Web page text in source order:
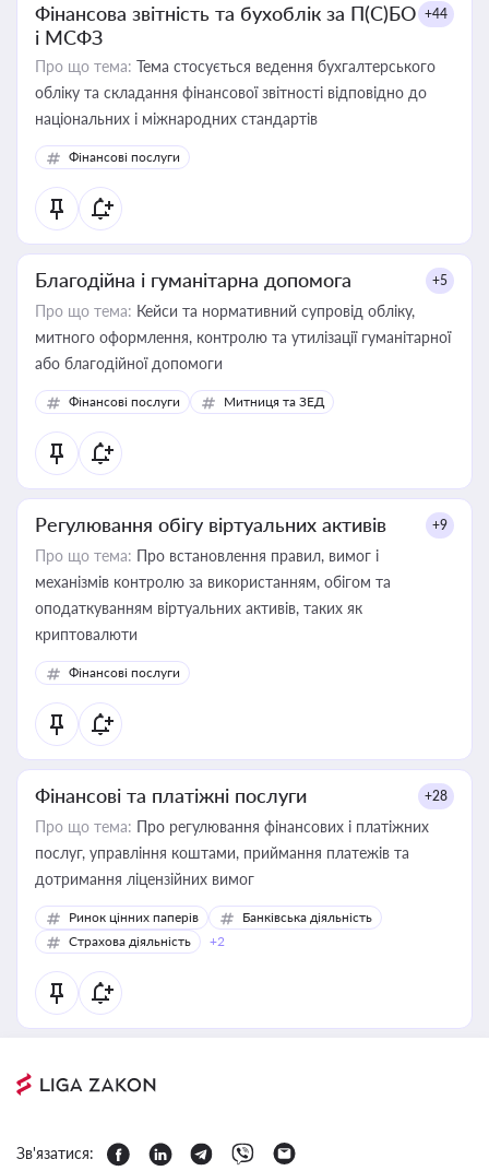
Фінансова звітність та бухоблік за П(С)БО
і МСФЗ
+44
Про що тема: Тема стосується ведення бухгалтерського
обліку та складання фінансової звітності відповідно до
національних і міжнародних стандартів
Фінансові послуги
Благодійна і гуманітарна допомога +5
Про що тема: Кейси та нормативний супровід обліку,
митного оформлення, контролю та утилізації гуманітарної
або благодійної допомоги
Фінансові послуги Митниця та ЗЕД
Регулювання обігу віртуальних активів +9
Про що тема: Про встановлення правил, вимог і
механізмів контролю за використанням, обігом та
оподаткуванням віртуальних активів, таких як
криптовалюти
Фінансові послуги
Фінансові та платіжні послуги +28
Про що тема: Про регулювання фінансових і платіжних
послуг, управління коштами, приймання платежів та
дотримання ліцензійних вимог
Ринок цінних паперів
Банківська діяльність
Страхова діяльність
+2
Зв'язатися: